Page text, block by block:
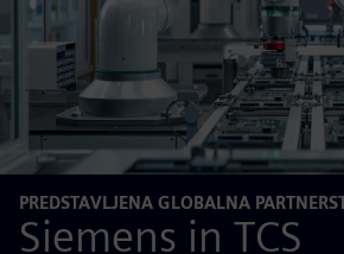
PREDSTAVLJENA GLOBALNA
Siemens in TCS